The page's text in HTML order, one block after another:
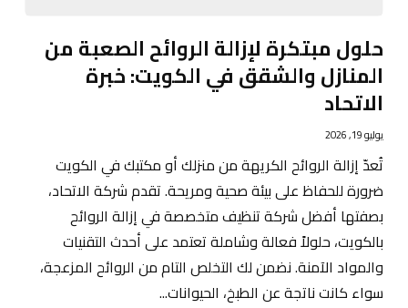
حلول مبتكرة لإزالة الروائح الصعبة من
المنازل والشقق في الكويت: خبرة
الاتحاد
يوليو 19, 2026
تُعدّ إزالة الروائح الكريهة من منزلك أو مكتبك في الكويت
ضرورة للحفاظ على بيئة صحية ومريحة. تقدم شركة الاتحاد،
بصفتها أفضل شركة تنظيف متخصصة في إزالة الروائح
بالكويت، حلولاً فعالة وشاملة تعتمد على أحدث التقنيات
والمواد الآمنة. نضمن لك التخلص التام من الروائح المزعجة،
سواء كانت ناتجة عن الطبخ، الحيوانات...